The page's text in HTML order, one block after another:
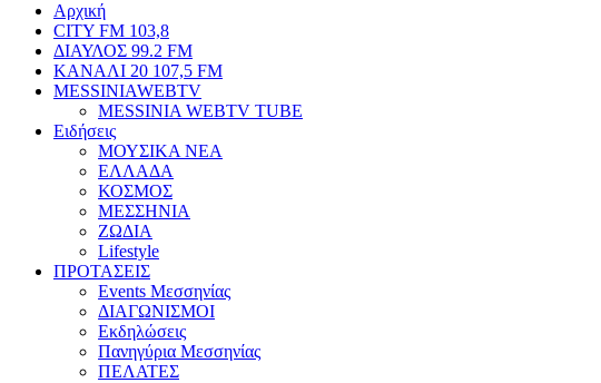
Αρχική
CITY FM 103,8
ΔΙΑΥΛΟΣ 99.2 FM
ΚΑΝΑΛΙ 20 107,5 FM
MESSINIAWEBTV
MESSINIA WEBTV TUBE
Eιδήσεις
ΜΟΥΣΙΚΑ ΝΕΑ
ΕΛΛΑΔΑ
ΚΟΣΜΟΣ
ΜΕΣΣΗΝΙΑ
ΖΩΔΙΑ
Lifestyle
ΠΡΟΤΑΣΕΙΣ
Events Μεσσηνίας
ΔΙΑΓΩΝΙΣΜΟΙ
Εκδηλώσεις
Πανηγύρια Μεσσηνίας
ΠΕΛΑΤΕΣ